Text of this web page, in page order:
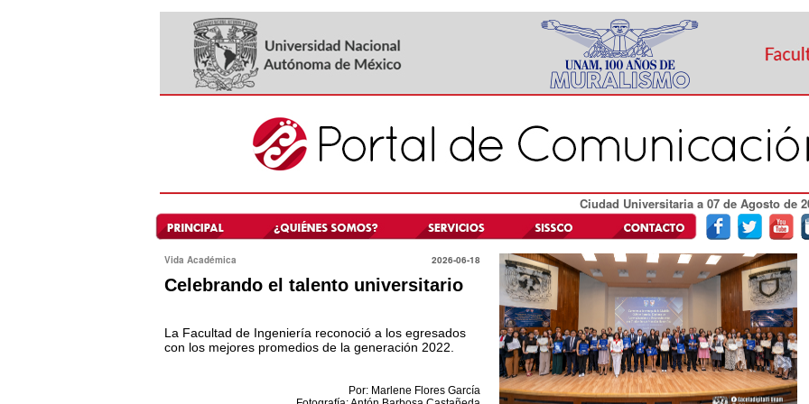
Ciudad Universitaria a 07 de Agosto de
Vida Académica 2026-06-18
Celebrando el talento universitario
La Facultad de Ingeniería reconoció a los egresados
con los mejores promedios de la generación 2022.
Por: Marlene Flores García